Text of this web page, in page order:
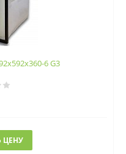
6 G3
ЦЕНУ